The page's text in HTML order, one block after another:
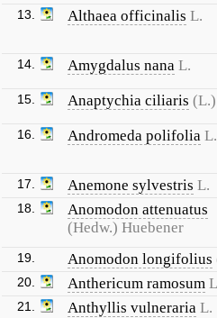
13. Althaea officinalis L.
14. Amygdalus nana L.
15. Anaptychia ciliaris
16. Andromeda polifolia L.
17. Anemone sylvestris L.
18.
Anomodon attenuatus
(Hedw.) Huebener
19. Anomodon longifolius
20. Anthericum ramosum
21. Anthyllis vulneraria L.